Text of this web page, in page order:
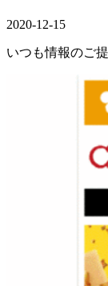
2020-12-15
いつも情報のご